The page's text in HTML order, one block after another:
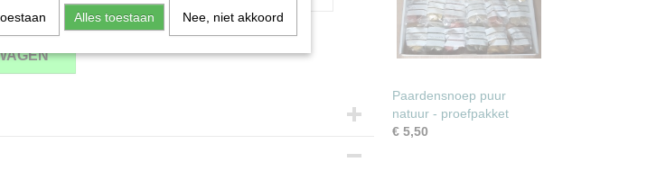
Paardensnoep puur
natuur - proefpakket
€ 5,50
Alles toestaan Nee, niet akkoord